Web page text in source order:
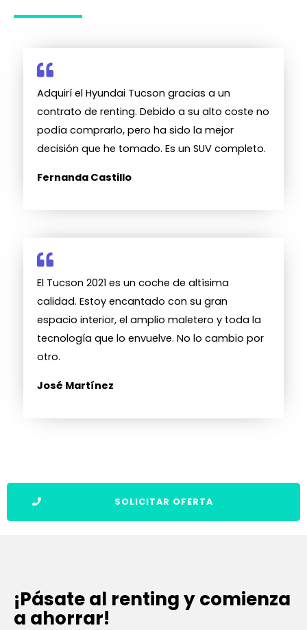
Adquirí el Hyundai Tucson gracias a un
contrato de renting. Debido a su alto coste no
podía comprarlo, pero ha sido la mejor
decisión que he tomado. Es un SUV completo.
Fernanda Castillo
El Tucson 2021 es un coche de altísima
calidad. Estoy encantado con su gran
espacio interior, el amplio maletero y toda la
tecnología que lo envuelve. No lo cambio por
otro.
José Martínez
SOLICITAR OFERTA
¡Pásate al renting y comienza
a ahorrar!